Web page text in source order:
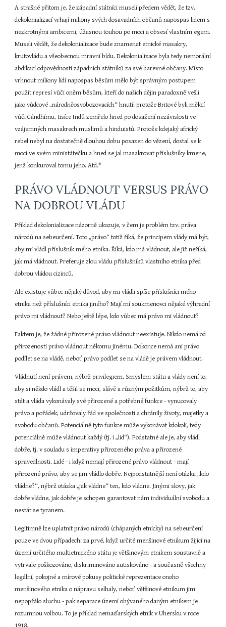
A strašné přitom je, že západní státníci museli předem vědět, že tzv.
dekolonializací vrhají miliony svých dosavadních občanů napospas lidem s
nezkrotnými ambicemi, úžasnou touhou po moci a obsesí vlastním egem.
Museli vědět, že dekolonializace bude znamenat etnické masakry,
krutovládu a všeobecnou mravní bídu. Dekolonializace byla tedy nemorální
abdikací odpovědnosti západních státníků za své barevné občany. Místo
vrhnout miliony lidí napospas běsům mělo být správným postupem
použít represí vůči oněm běsům, kteří do našich dějin paradoxně vešli
jako vůdcové „národněosvobozovacích“ hnutí: protože Britové byli měkcí
vůči Gándhímu, tisíce Indů zemřelo hned po dosažení nezávislosti ve
vzájemných masakrech muslimů a hinduistů. Protože kdejaký africký
rebel nebyl na dostatečně dlouhou dobu posazen do vězení, dostal se k
moci ve svém ministátečku a hned se jal masakrovat příslušníky kmene,
jenž konkuroval tomu jeho. Atd.*
PRÁVO VLÁDNOUT VERSUS PRÁVO
NA DOBROU VLÁDU
Příklad dekolonializace názorně ukazuje, v čem je problém tzv. práva
národů na sebeurčení. Toto „právo“ totiž říká, že principem vlády má být,
aby mi vládl příslušník mého etnika. Říká, kdo má vládnout, ale již neříká,
jak má vládnout. Preferuje zlou vládu příslušníků vlastního etnika před
dobrou vládou cizinců.
Ale existuje vůbec nějaký důvod, aby mi vládli spíše příslušníci mého
etnika než příslušníci etnika jiného? Mají mí soukmenovci nějaké výhradní
právo mi vládnout? Nebo ještě lépe, kdo vůbec má právo mi vládnout?
Faktem je, že žádné přirozené právo vládnout neexistuje. Nikdo nemá od
přirozenosti právo vládnout někomu jinému. Dokonce nemá ani právo
podílet se na vládě, neboť právo podílet se na vládě je právem vládnout.
Vládnutí není právem, nýbrž privilegiem. Smyslem státu a vlády není to,
aby si někdo vládl a těšil se moci, slávě a různým požitkům, nýbrž to, aby
stát a vláda vykonávaly své přirozené a potřebné funkce - vynucovaly
právo a pořádek, udržovaly řád ve společnosti a chránily životy, majetky a
svobodu občanů. Potenciálně tyto funkce může vykonávat kdokoli, tedy
potenciálně může vládnout každý (tj. i „lid“). Podstatné ale je, aby vládl
dobře, tj. v souladu s imperativy přirozeného práva a přirozené
spravedlnosti. Lidé - i když nemají přirozené právo vládnout - mají
přirozené právo, aby se jim vládlo dobře. Nejpodstatnější není otázka „kdo
vládne?“, nýbrž otázka „jak vládne“ ten, kdo vládne. Jinými slovy, jak
dobře vládne, jak dobře je schopen garantovat nám individuální svobodu a
nestát se tyranem.
Legitimně lze uplatnit právo národů (chápaných etnicky) na sebeurčení
pouze ve dvou případech: za prvé, když určité menšinové etnikum žijící na
území určitého multietnického státu je většinovým etnikem soustavně a
vytrvale poškozováno, diskriminováno autiskováno - a současně všechny
legální, pokojné a mírové pokusy politické reprezentace onoho
menšinového etnika o nápravu selhaly, neboť většinové etnikum jim
nepopřálo sluchu - pak separace území obývaného daným etnikem je
rozumnou volbou. To je příklad nemaďarských etnik v Uhersku v roce